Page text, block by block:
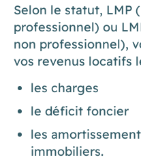
Selon le statut, LMP
professionnel) ou
non professionnel),
vos revenus locatifs
les charges
le déficit foncier
les
immobiliers.